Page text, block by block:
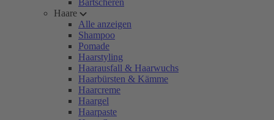
Bartscheren
Haare
Alle anzeigen
Shampoo
Pomade
Haarstyling
Haarausfall & Haarwuchs
Haarbürsten & Kämme
Haarcreme
Haargel
Haarpaste